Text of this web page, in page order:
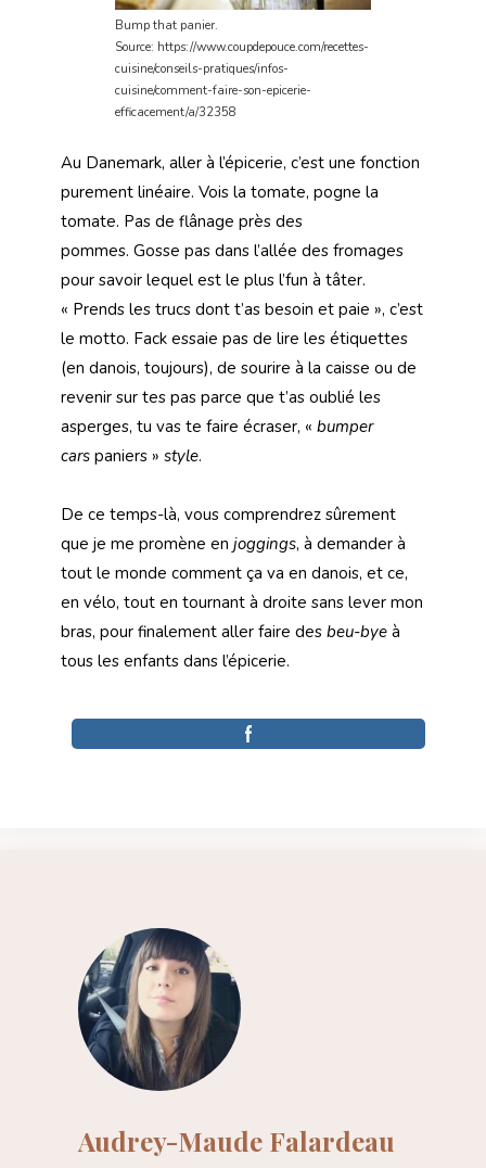
Bump that panier.
Source: https://www.coupdepouce.com/recettes-
cuisine/conseils-pratiques/infos-
cuisine/comment-faire-son-epicerie-
efficacement/a/32358
Au Danemark, aller à l’épicerie, c’est une fonction
purement linéaire. Vois la tomate, pogne la
tomate. Pas de flânage près des
pommes. Gosse pas dans l’allée des fromages
pour savoir lequel est le plus l’fun à tâter.
« Prends les trucs dont t’as besoin et paie », c’est
le motto. Fack essaie pas de lire les étiquettes
(en danois, toujours), de sourire à la caisse ou de
revenir sur tes pas parce que t’as oublié les
asperges, tu vas te faire écraser, « bumper
cars paniers » style.
De ce temps-là, vous comprendrez sûrement
que je me promène en joggings, à demander à
tout le monde comment ça va en danois, et ce,
en vélo, tout en tournant à droite sans lever mon
bras, pour finalement aller faire des beu-bye à
tous les enfants dans l’épicerie.
Audrey-Maude Falardeau